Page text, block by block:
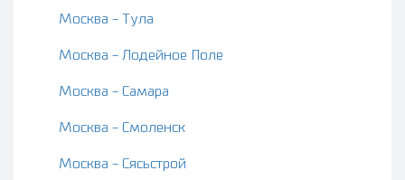
Москва - Тула
Москва - Лодейное Поле
Москва - Самара
Москва - Смоленск
Москва - Сясьстрой